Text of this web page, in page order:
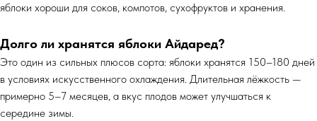
яблоки хороши для соков, компотов, сухофруктов и хранения.
Долго ли хранятся яблоки Айдаред?
Это один из сильных плюсов сорта: яблоки хранятся 150–180 дней
в условиях искусственного охлаждения.​ Длительная лёжкость —
примерно 5–7 месяцев, а вкус плодов может улучшаться к
середине зимы.